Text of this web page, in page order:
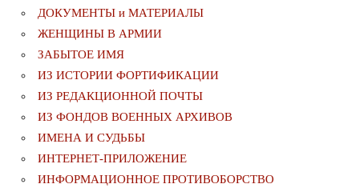
ДОКУМЕНТЫ и МАТЕРИАЛЫ
ЖЕНЩИНЫ В АРМИИ
ЗАБЫТОЕ ИМЯ
ИЗ ИСТОРИИ ФОРТИФИКАЦИИ
ИЗ РЕДАКЦИОННОЙ ПОЧТЫ
ИЗ ФОНДОВ ВОЕННЫХ АРХИВОВ
ИМЕНА И СУДЬБЫ
ИНТЕРНЕТ-ПРИЛОЖЕНИЕ
ИНФОРМАЦИОННОЕ ПРОТИВОБОРСТВО